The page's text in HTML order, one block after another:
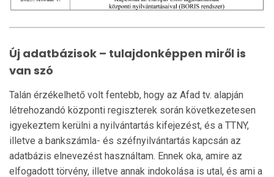
Új adatbázisok – tulajdonképp​en miről is
van szó
Talán érzékelhető volt fentebb, hogy az Afad tv. alapján
létrehozandó központi regiszterek során követ­ke­zetesen
igyekeztem kerülni a nyilvántartás kife­je­zést, és a TTNY,
illetve a bankszámla- és széfnyil­ván­tartás kapcsán az
adatbázis elnevezést használtam. En­nek oka, amire az
elfogadott törvény, illetve annak indokolása is utal, és ami a